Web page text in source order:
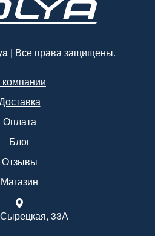
| Все права защищены.
Оплата
Блог
Отзывы
Магазин
33А